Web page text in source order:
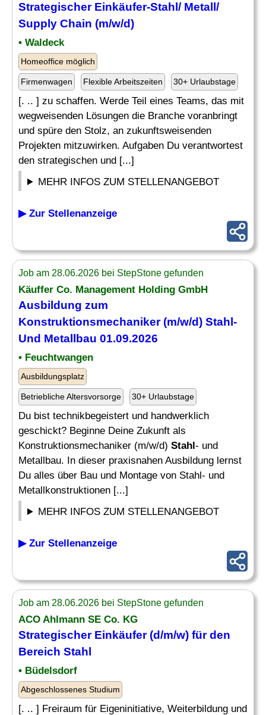
Strategischer Einkäufer-Stahl / Metall/
Supply Chain (m/w/d)
• Waldeck
Homeoffice möglich
Firmenwagen Flexible Arbeitszeiten 30+ Urlaubstage
[. .. ] zu schaffen. Werde Teil eines Teams, das mit
wegweisenden Lösungen die Branche voranbringt
und spüre den Stolz, an zukunftsweisenden
Projekten mitzuwirken. Aufgaben Du verantwortest
den strategischen und [...]
MEHR INFOS ZUM STELLENANGEBOT
▶ Zur Stellenanzeige
Job am 28.06.2026 bei StepStone gefunden
Käuffer Co. Management Holding GmbH
Ausbildung zum
Konstruktionsmechaniker (m/w/d) Stahl -
Und Metallbau 01.09.2026
• Feuchtwangen
Ausbildungsplatz
Betriebliche Altersvorsorge 30+ Urlaubstage
Du bist technikbegeistert und handwerklich
geschickt? Beginne Deine Zukunft als
Konstruktionsmechaniker (m/w/d) Stahl- und
Metallbau. In dieser praxisnahen Ausbildung lernst
Du alles über Bau und Montage von Stahl- und
Metallkonstruktionen [...]
MEHR INFOS ZUM STELLENANGEBOT
▶ Zur Stellenanzeige
Job am 28.06.2026 bei StepStone gefunden
ACO Ahlmann SE Co. KG
Strategischer Einkäufer (d/m/w) für den
Bereich Stahl
• Büdelsdorf
Abgeschlossenes Studium
[. .. ] Freiraum für Eigeninitiative, Weiterbildung und